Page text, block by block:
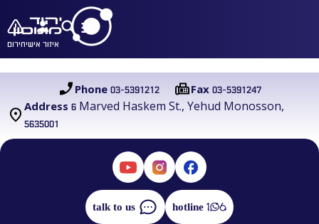
חירוםאיזור אישי
Address 6 Marved Haskem St., Yehud Monosson,
5635001
Phone 03-5391212 Fax 03-5391247
talk to us hotline